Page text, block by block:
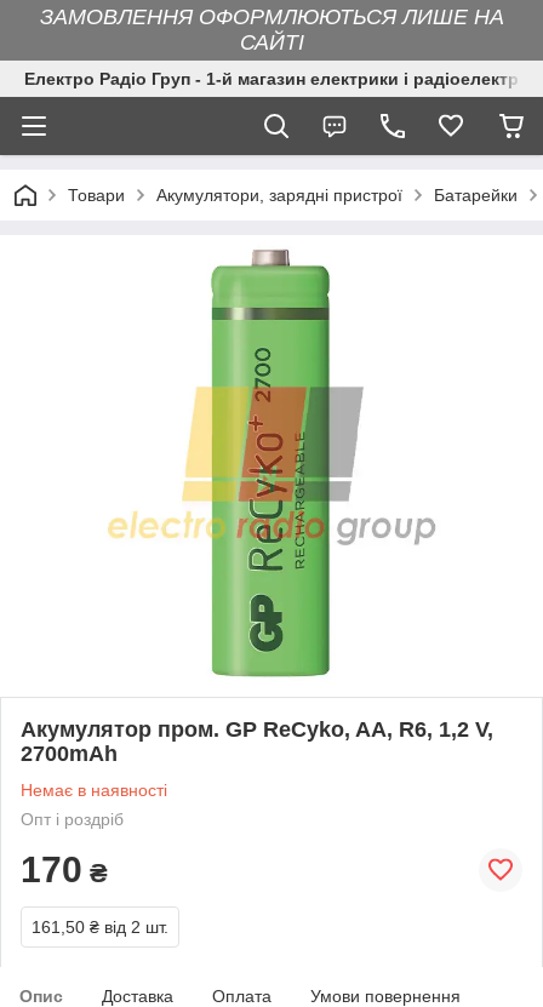
ЗАМОВЛЕННЯ ОФОРМЛЮЮТЬСЯ ЛИШЕ НА
САЙТІ
Електро Радіо Груп - 1-й магазин електрики і
Товари Акумулятори, зарядні пристрої Батарейки
Акумулятор пром. GP ReCyko, AA, R6, 1,2 V,
2700mAh
Немає в наявності
Опт і роздріб
170 ₴
161,50 ₴ від 2 шт.
Опис Доставка Оплата Умови повернення